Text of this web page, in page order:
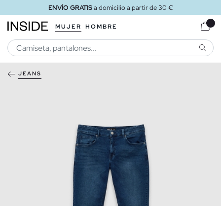
ENVÍO GRATISa domicilio a partir de 30 €
MUJER HOMBRE
JEANS